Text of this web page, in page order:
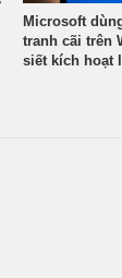
Microsoft
tranh cãi trên
siết kích hoạt